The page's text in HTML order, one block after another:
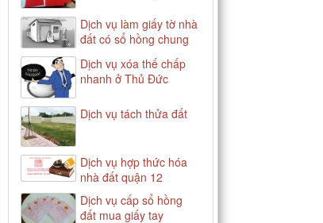
Dịch vụ làm giấy tờ nhà
đất có sổ hồng chung
Dịch vụ xóa thế chấp
nhanh ở Thủ Đức
Dịch vụ tách thửa đất
Dịch vụ hợp thức hóa
nhà đất quận 12
Dịch vụ cấp sổ hồng
đất mua giấy tay